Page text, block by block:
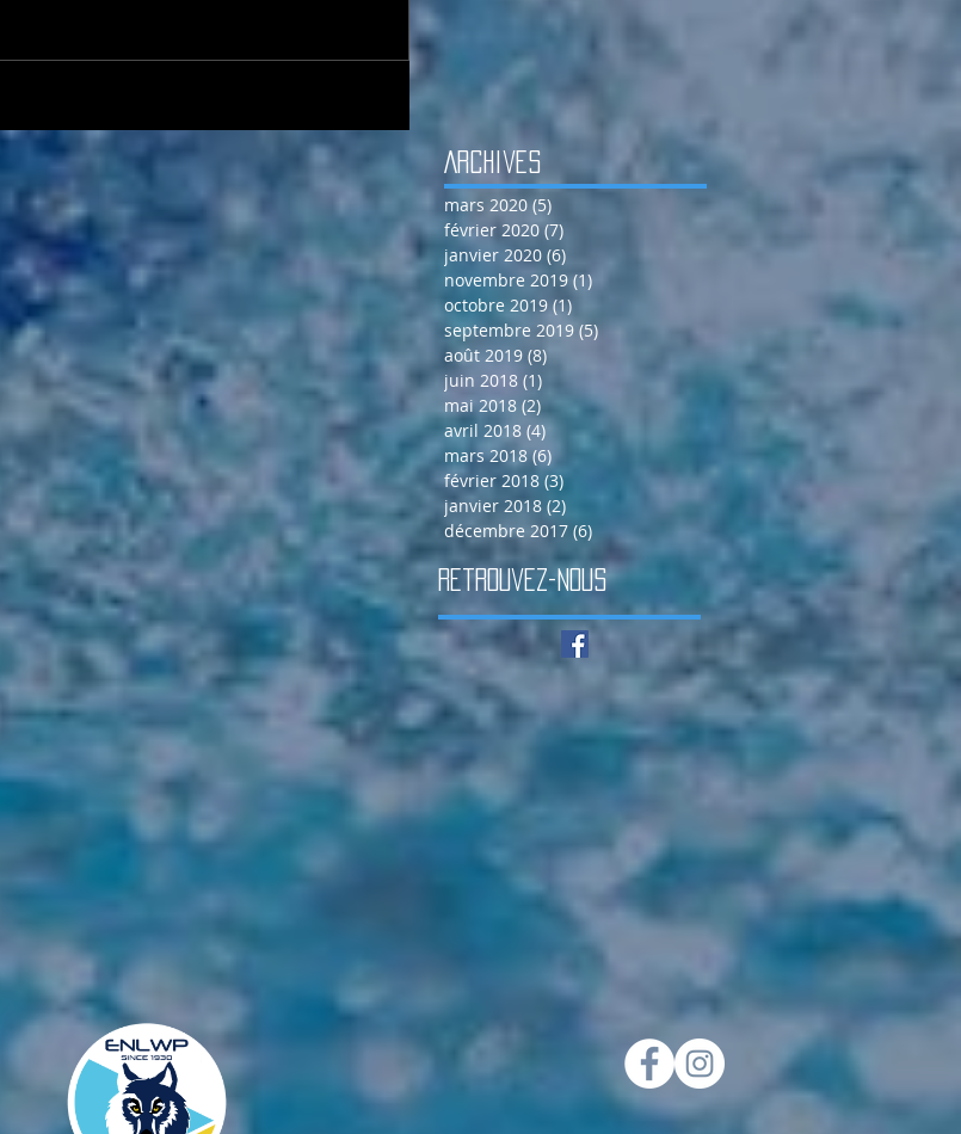
Archives
mars 2020 (5)
février 2020 (7)
janvier 2020 (6)
novembre 2019 (1)
octobre 2019 (1)
septembre 2019 (5) 5 posts
août 2019 (8)
juin 2018 (1)
mai 2018 (2) 2 posts
avril 2018 (4) 4 posts
mars 2018 (6) 6 posts
février 2018 (3)3 posts
janvier 2018 (2)
décembre 2017 (6) 6 posts
Retrouvez-nous